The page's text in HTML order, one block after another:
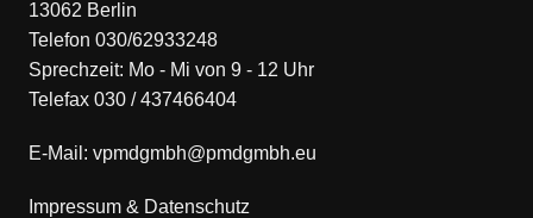
13062 Berlin
Telefon 030/62933248
Sprechzeit: Mo - Mi von 9 - 12 Uhr
Telefax 030 / 437466404
E-Mail: vpmdgmbh@pmdgmbh.eu
Impressum & Datenschutz